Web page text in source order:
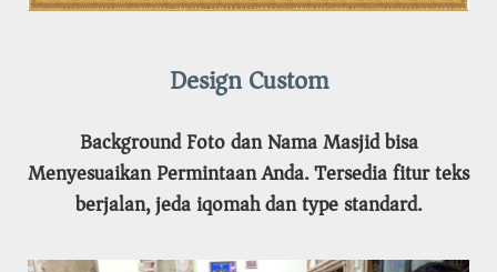
Design Custom
Background Foto dan Nama Masjid bisa
Menyesuaikan Permintaan Anda. Tersedia fitur teks
berjalan, jeda iqomah dan type standard.